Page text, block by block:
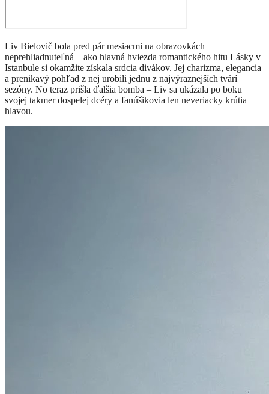
Liv Bielovič bola pred pár mesiacmi na obrazovkách
neprehliadnuteľná – ako hlavná hviezda romantického hitu Lásky v
Istanbule si okamžite získala srdcia divákov. Jej charizma, elegancia
a prenikavý pohľad z nej urobili jednu z najvýraznejších tvárí
sezóny. No teraz prišla ďalšia bomba – Liv sa ukázala po boku
svojej takmer dospelej dcéry a fanúšikovia len neveriacky krútia
hlavou.